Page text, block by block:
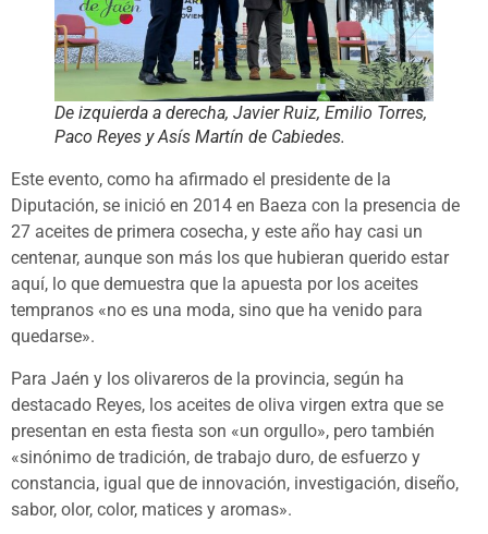
De izquierda a derecha, Javier Ruiz, Emilio Torres,
Paco Reyes y Asís Martín de Cabiedes.
Este evento, como ha afirmado el presidente de la
Diputación, se inició en 2014 en Baeza con la presencia de
27 aceites de primera cosecha, y este año hay casi un
centenar, aunque son más los que hubieran querido estar
aquí, lo que demuestra que la apuesta por los aceites
tempranos «no es una moda, sino que ha venido para
quedarse».
Para Jaén y los olivareros de la provincia, según ha
destacado Reyes, los aceites de oliva virgen extra que se
presentan en esta fiesta son «un orgullo», pero también
«sinónimo de tradición, de trabajo duro, de esfuerzo y
constancia, igual que de innovación, investigación, diseño,
sabor, olor, color, matices y aromas».